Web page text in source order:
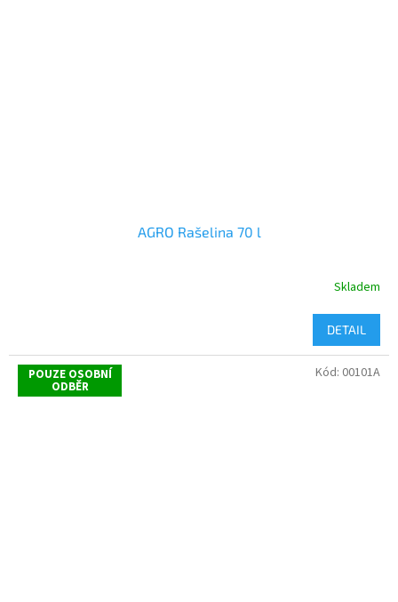
AGRO Rašelina 70 l
Skladem
DETAIL
POUZE OSOBNÍ
ODBĚR
Kód: 00101A